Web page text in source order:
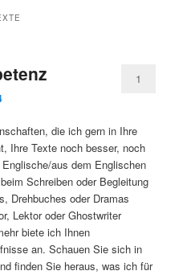
1
die ich gern in Ihre
Ihre Texte noch besser, noch
aus dem Englischen
Schreiben oder Begleitung
Drehbuches oder Dramas
Lektor oder Ghostwriter
biete ich Ihnen
an. Schauen Sie sich in
finden Sie heraus, was ich für